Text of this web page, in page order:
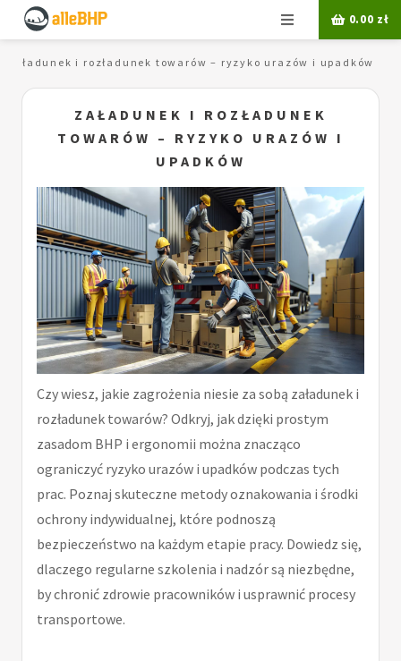
Menu 0.00 zł
Załadunek i rozładunek towarów – ryzyko urazów i upadków
ZAŁADUNEK I ROZŁADUNEK
TOWARÓW – RYZYKO URAZÓW I
UPADKÓW
Czy wiesz, jakie zagrożenia niesie za sobą załadunek i
rozładunek towarów? Odkryj, jak dzięki prostym
zasadom BHP i ergonomii można znacząco
ograniczyć ryzyko urazów i upadków podczas tych
prac. Poznaj skuteczne metody oznakowania i środki
ochrony indywidualnej, które podnoszą
bezpieczeństwo na każdym etapie pracy. Dowiedz się,
dlaczego regularne szkolenia i nadzór są niezbędne,
by chronić zdrowie pracowników i usprawnić procesy
transportowe.